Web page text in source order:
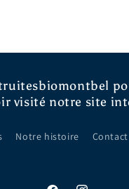
visité notre site
Notre histoire Contact